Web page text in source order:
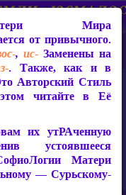
Мира
от привычного.
,ис- Заменены на
. Также, как и в
Авторский Стиль
читайте в Её
их утРАченную
устоявшееся
Матери
— Сурьскому-